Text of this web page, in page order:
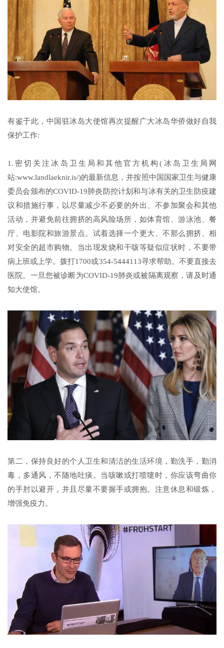
有鉴于此，中国驻冰岛大使馆再次提醒广大冰岛华侨做好自我
保护工作:
1.密切关注冰岛卫生局和其他官方机构(冰岛卫生局网
站:www.landlaeknir.is/)的最新信息，并按照中国国家卫生与健康
委员会颁布的COVID-19肺炎防控计划和与冰有关的卫生防疫建
议和措施行事，以尽量减少不必要的外出、不参加聚会和其他
活动，并避免前往拥挤的高风险场所，如体育馆、游泳池、餐
厅、电影院和旅游景点。试着选择一个更大、不那么拥挤、相
对安全的超市购物。当出现发烧和干咳等疑似症状时，不要带
病上班或上学。拨打1700或354-5444113寻求帮助。不要直接去
医院。一旦您被诊断为COVID-19肺炎或被隔离观察，请及时通
知大使馆。
第二，保持良好的个人卫生和清洁的生活环境，勤洗手，勤消
毒，多通风，不随地吐痰。当咳嗽或打喷嚏时，你应该弯曲你
的手肘以避开，并且尽量不要握手或拥抱。注意休息和锻炼，
增强免疫力。